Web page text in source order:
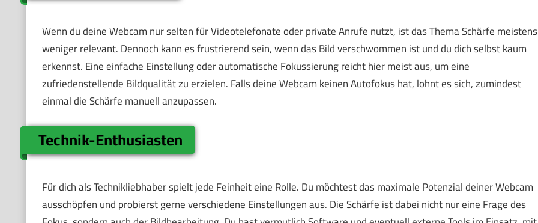
Wenn du deine Webcam nur selten für Videotelefonate oder private Anrufe nutzt, ist das Thema Schärfe meistens
weniger relevant. Dennoch kann es frustrierend sein, wenn das Bild verschwommen ist und du dich selbst kaum
erkennst. Eine einfache Einstellung oder automatische Fokussierung reicht hier meist aus, um eine
zufriedenstellende Bildqualität zu erzielen. Falls deine Webcam keinen Autofokus hat, lohnt es sich, zumindest
einmal die Schärfe manuell anzupassen.
Technik-Enthusiasten
Für dich als Technikliebhaber spielt jede Feinheit eine Rolle. Du möchtest das maximale Potenzial deiner Webcam
ausschöpfen und probierst gerne verschiedene Einstellungen aus. Die Schärfe ist dabei nicht nur eine Frage des